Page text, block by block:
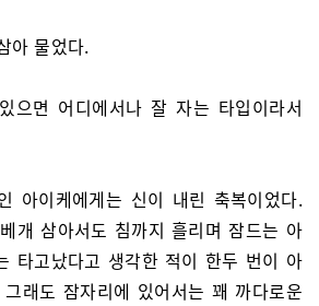
아 물었다.
으면 어디에서나 잘 자는 타입이라서
아이케에게는 신이 내린 축복이었다.
개 삼아서도 침까지 흘리며 잠드는 아
타고났다고 생각한 적이 한두 번이 아
래도 잠자리에 있어서는 꽤 까다로운